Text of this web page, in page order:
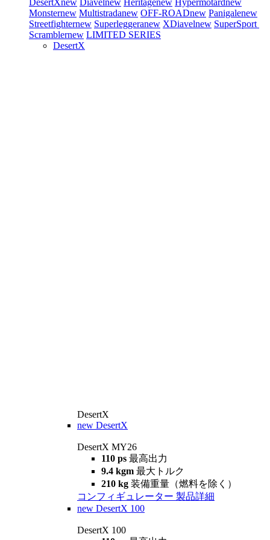
DesertXnew Diavelnew Heritagenew Hypermotardnew
Monsternew Multistradanew OFF-ROADnew Panigalenew
Streetfighternew Superleggeranew XDiavelnew SuperSport
Scramblernew LIMITED SERIES
DesertX
DesertX
new DesertX
DesertX MY26
110 ps 最高出力
9.4 kgm 最大トルク
210 kg 装備重量（燃料を除く）
コンフィギュレーター 製品詳細
new DesertX 100
DesertX 100